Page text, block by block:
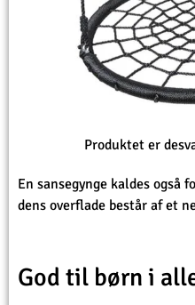
Produktet er
En sansegynge kaldes også
dens overflade består af et
God til børn i